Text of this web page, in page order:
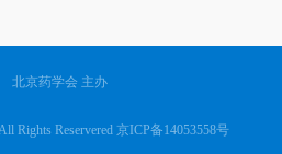
北京药学会 主办
Rights Reservered 京ICP备14053558号